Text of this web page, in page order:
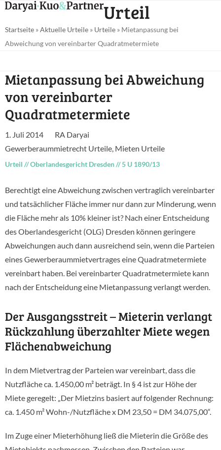
Skip
content
Open
menu
Close
menu
Urteil
Startseite »Aktuelle Urteile » Urteile » Mietanpassung bei
Abweichung von vereinbarter Quadratmetermiete
Mietanpassung bei Abweichung
von vereinbarter
Quadratmetermiete
1. Juli 2014
RA Daryai
Gewerberaummietrecht Urteile, Mieten Urteile
Urteil //Oberlandesgericht Dresden//5 U 1890/13
Berechtigt eine Abweichung zwischen vertraglich vereinbarter
und tatsächlicher Fläche immer nur dann zur Minderung, wenn
die Fläche mehr als 10% kleiner ist? Nach einer Entscheidung
des Oberlandesgericht (OLG) Dresden können geringere
Abweichungen auch dann ausreichend sein, wenn die Parteien
eines Gewerberaummietvertrages eine Quadratmetermiete
vereinbart haben. Bei vereinbarter Quadratmetermiete kann
nach der Entscheidung eine Mietanpassung verlangt werden.
Der Ausgangsstreit – Mieterin verlangt
Rückzahlung überzahlter Miete wegen
Flächenabweichung
In dem Mietvertrag der Parteien war vereinbart, dass die
Nutzfläche ca. 1.450,00 m² beträgt. In § 4 ist zur Höhe der
Miete geregelt: „Der Mietzins basiert auf folgender Rechnung:
ca. 1.450 m² Wohn-/Nutzfläche x DM 23,50 = DM 34.075,00“.
Im Zuge einer Mieterhöhung ließ die Mieterin die Größe des